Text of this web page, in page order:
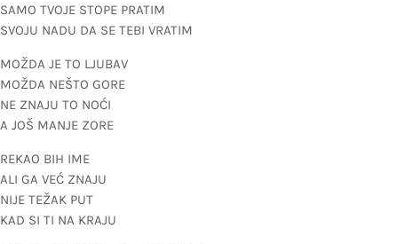
SAMO TVOJE STOPE PRATIM
SVOJU NADU DA SE TEBI VRATIM
MOŽDA JE TO LJUBAV
MOŽDA NEŠTO GORE
NE ZNAJU TO NOĆI
A JOŠ MANJE ZORE
REKAO BIH IME
ALI GA VEĆ ZNAJU
NIJE TEŽAK PUT
KAD SI TI NA KRAJU